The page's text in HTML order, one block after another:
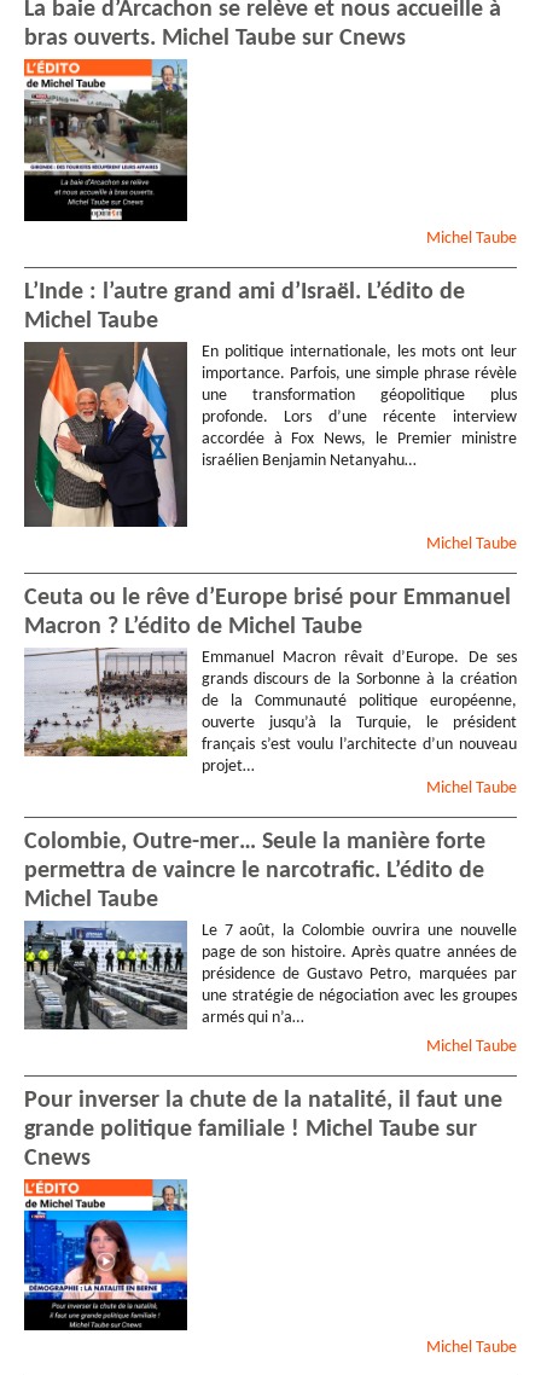
La baie d’Arcachon se relève et nous accueille à
bras ouverts. Michel Taube sur Cnews
Michel Taube
L’Inde : l’autre grand ami d’Israël. L’édito de
Michel Taube
En politique internationale, les mots ont leur
importance. Parfois, une simple phrase révèle
une transformation géopolitique plus
profonde. Lors d’une récente interview
accordée à Fox News, le Premier ministre
israélien Benjamin Netanyahu…
Michel Taube
Ceuta ou le rêve d’Europe brisé pour Emmanuel
Macron ? L’édito de Michel Taube
Emmanuel Macron rêvait d’Europe. De ses
grands discours de la Sorbonne à la création
de la Communauté politique européenne,
ouverte jusqu’à la Turquie, le président
français s’est voulu l’architecte d’un nouveau
projet…
Michel Taube
Colombie, Outre-mer… Seule la manière forte
permettra de vaincre le narcotrafic. L’édito de
Michel Taube
Le 7 août, la Colombie ouvrira une nouvelle
page de son histoire. Après quatre années de
présidence de Gustavo Petro, marquées par
une stratégie de négociation avec les groupes
armés qui n’a…
Michel Taube
Pour inverser la chute de la natalité, il faut une
grande politique familiale ! Michel Taube sur
Cnews
Michel Taube